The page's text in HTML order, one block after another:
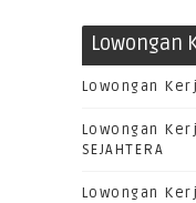
Lowongan
Lowongan
Lowongan
SEJAHTERA
Lowongan